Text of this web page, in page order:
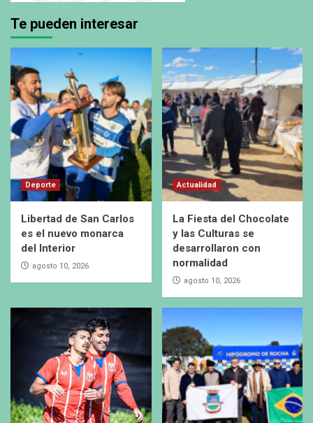
Te pueden interesar
Deporte
Libertad de San Carlos
es el nuevo monarca
del Interior
agosto 10, 2026
Actualidad
La Fiesta del Chocolate
y las Culturas se
desarrollaron con
normalidad
agosto 10, 2026